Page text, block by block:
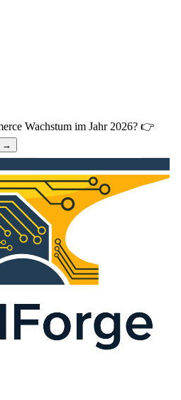
Wachstum im Jahr 2026? 👉
→